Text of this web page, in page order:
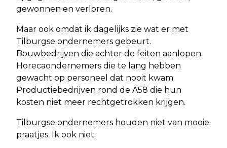
gewonnen en verloren.
Maar ook omdat ik dagelijks zie wat er met
Tilburgse ondernemers gebeurt.
Bouwbedrijven die achter de feiten aanlopen.
Horecaondernemers die te lang hebben
gewacht op personeel dat nooit kwam.
Productiebedrijven rond de A58 die hun
kosten niet meer rechtgetrokken krijgen.
Tilburgse ondernemers houden niet van mooie
praatjes. Ik ook niet.